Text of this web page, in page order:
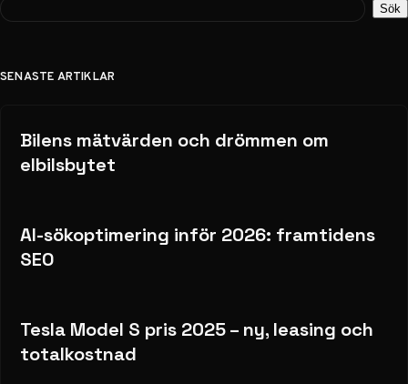
Sök
SENASTE ARTIKLAR
Bilens mätvärden och drömmen om
elbilsbytet
AI-sökoptimering inför 2026: framtidens
SEO
Tesla Model S pris 2025 – ny, leasing och
totalkostnad